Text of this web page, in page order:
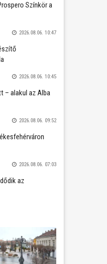
Színkör a
2026.08.06. 10:47
2026.08.06. 10:45
– alakul az Alba
2026.08.06. 09:52
2026.08.06. 07:03
az